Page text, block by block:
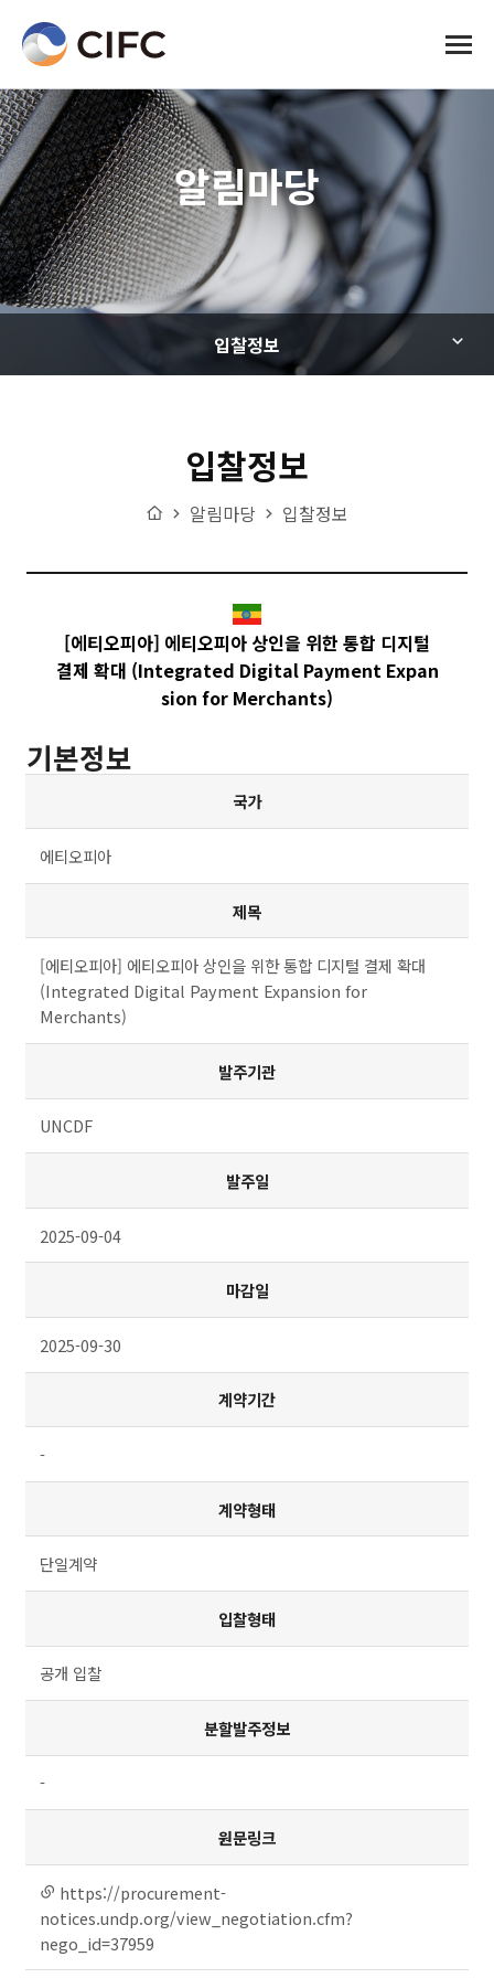
전체메
알림마당
입찰정보
입찰정보
Home
알림마당 입찰정보
[에티오피아] 에티오피아 상인을 위한 통합 디지털
결제 확대 (Integrated Digital Payment Expan
sion for Merchants)
기본정보
개정일, 상세내용, URL로 구분
국가
에티오피아
제목
[에티오피아] 에티오피아 상인을 위한 통합 디지털 결제 확대
(Integrated Digital Payment Expansion for
Merchants)
발주기관
UNCDF
발주일
2025-09-04
마감일
2025-09-30
계약기간
-
계약형태
단일계약
입찰형태
공개 입찰
분할발주정보
-
원문링크
링크
https://procurement-
notices.undp.org/view_negotiation.cfm?
nego_id=37959